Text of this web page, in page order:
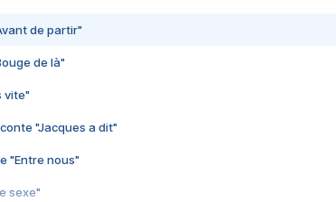
de partir"
de là"
vite"
"Jacques a dit"
"Entre nous"
sexe"